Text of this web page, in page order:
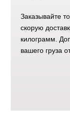
Заказывайте
скорую
килограмм.
вашего груза